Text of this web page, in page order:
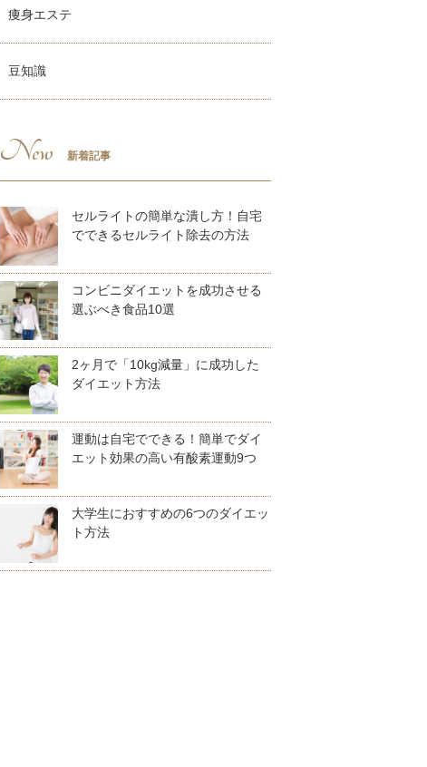
痩身エステ
豆知識
New 新着記事
セルライトの簡単な潰し方！自宅
でできるセルライト除去の方法
コンビニダイエットを成功させる
選ぶべき食品10選
2ヶ月で「10kg減量」に成功した
ダイエット方法
運動は自宅でできる！簡単でダイ
エット効果の高い有酸素運動9つ
大学生におすすめの6つのダイエッ
ト方法